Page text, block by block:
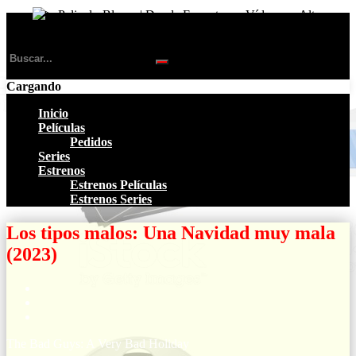
Cargando
Inicio
Películas
Pedidos
Series
Estrenos
Estrenos Películas
Estrenos Series
Los tipos malos: Una Navidad muy mala
(2023)
The Bad Guys: A Very Bad Holiday